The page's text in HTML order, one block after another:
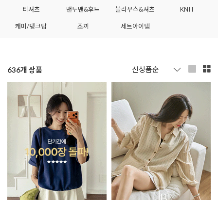
티셔츠 맨투맨&후드 블라우스&셔츠 KNIT
캐미/탱크탑 조끼 세트아이템
636개 상품